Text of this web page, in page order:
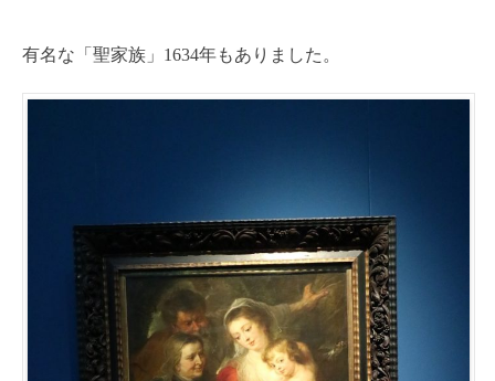
有名な「聖家族」1634年もありました。